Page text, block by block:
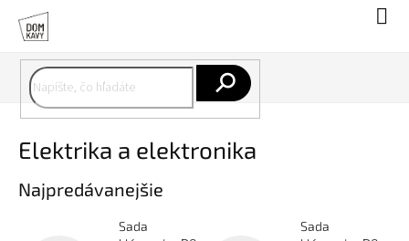
obsah
Elektrika a elektronika
Najpredávanejšie
Sada
Sada